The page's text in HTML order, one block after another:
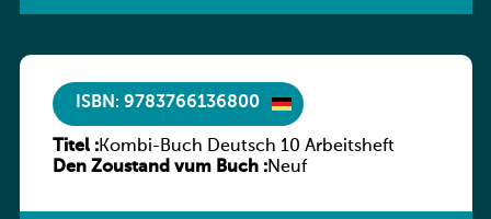
ISBN: 9783766136800
Titel :Kombi-Buch Deutsch 10 Arbeitsheft
Den Zoustand vum Buch :Neuf